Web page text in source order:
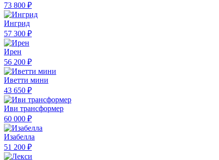
73 800 ₽
Ингрид
57 300 ₽
Ирен
56 200 ₽
Иветти мини
43 650 ₽
Иви трансформер
60 000 ₽
Изабелла
51 200 ₽